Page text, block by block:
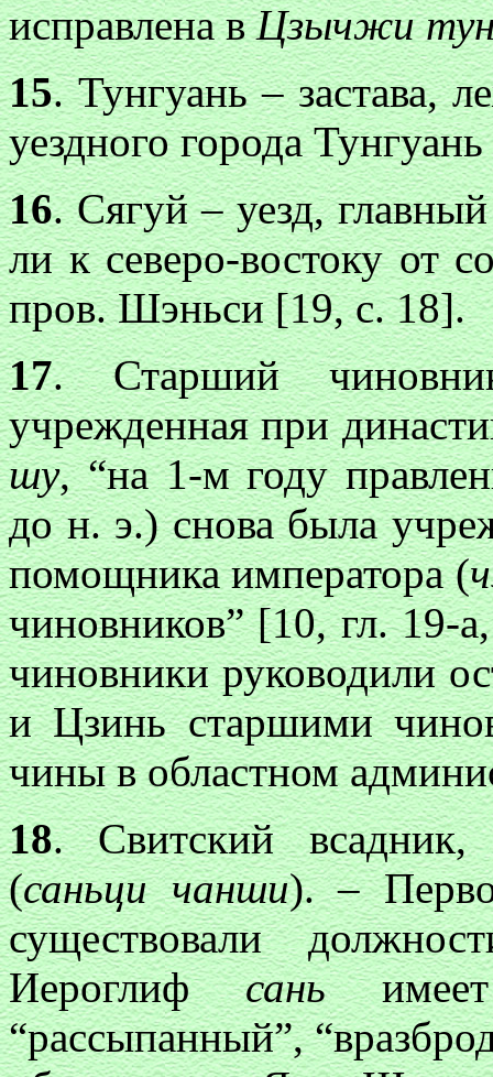
исправлена вЦзычжи
15. Тунгуань – застава,
уездного города
16. Сягуй – уезд,
ли к северо-востоку от
пров. Шэньси [19, с. 18].
17. Старший
учрежденная при
шу, “на 1-м году
до н. э.) снова была
помощника императора (
чиновников” [10, гл. 19-
чиновники руководили
и Цзинь старшими
чины в областном
18. Свитский
(саньци чанши). –
существовали
Иероглифсаньимеет
“рассыпанный”,